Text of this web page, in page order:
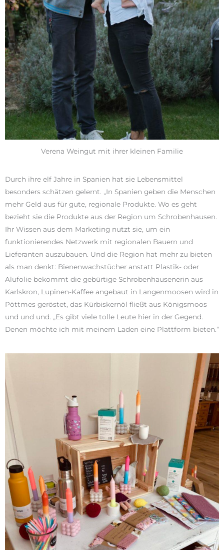
Verena Weingut mit ihrer kleinen Familie
Durch ihre elf Jahre in Spanien hat sie Lebensmittel
besonders schätzen gelernt. „In Spanien geben die Menschen
mehr Geld aus für gute, regionale Produkte. Wo es geht
bezieht sie die Produkte aus der Region um Schrobenhausen.
Ihr Wissen aus dem Marketing nutzt sie, um ein
funktionierendes Netzwerk mit regionalen Bauern und
Lieferanten auszubauen. Und die Region hat mehr zu bieten
als man denkt: Bienenwachstücher anstatt Plastik- oder
Alufolie bekommt die gebürtige Schrobenhausenerin aus
Karlskron, Lupinen-Kaffee angebaut in Langenmoosen wird in
Pöttmes geröstet, das Kürbiskernöl fließt aus Königsmoos
und und und. „Es gibt viele tolle Leute hier in der Gegend.
Denen möchte ich mit meinem Laden eine Plattform bieten.“